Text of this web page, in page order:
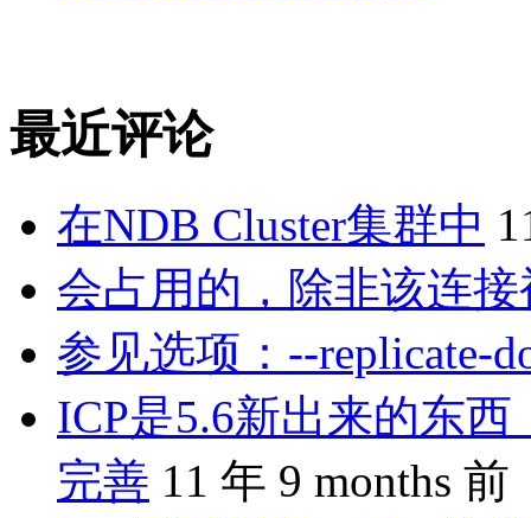
最近评论
在NDB Cluster集群中
会占用的，除非该连
参见选项：--replicate-
ICP是5.6新出来的东
完善 11 年 9 months 前